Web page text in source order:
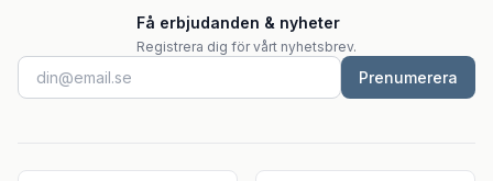
Få erbjudanden & nyheter
Registrera dig för vårt nyhetsbrev.
Prenumerera